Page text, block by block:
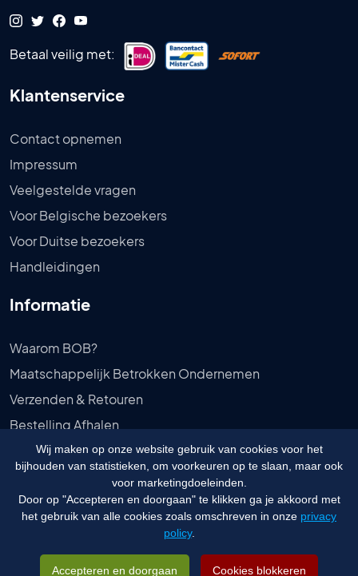
Wij maken op onze website gebruik van cookies voor het
bijhouden van statistieken, om voorkeuren op te slaan, maar ook
voor marketingdoeleinden.
Door op "Accepteren en doorgaan" te klikken ga je akkoord met
het gebruik van alle cookies zoals omschreven in onze privacy
policy.
Accepteren en doorgaan Cookies blokkeren
Betaal veilig met:
Klantenservice
Contact opnemen
Impressum
Veelgestelde vragen
Voor Belgische bezoekers
Voor Duitse bezoekers
Handleidingen
Informatie
Waarom BOB?
Maatschappelijk Betrokken Ondernemen
Verzenden & Retouren
Bestelling Afhalen
Privébeleid
Algemene voorwaarden
© 2026 Budgetongediertebestrijden.nl - Website door
Visualcreations
&Vedder